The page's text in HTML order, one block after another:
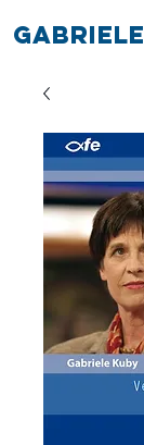
Gabriele